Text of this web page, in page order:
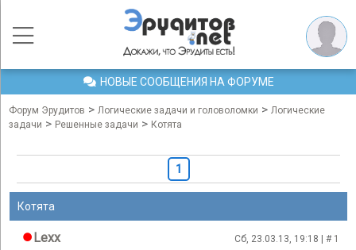
НОВЫЕ СООБЩЕНИЯ НА ФОРУМЕ
Форум Эрудитов > Логические задачи и головоломки > Логические
задачи > Решенные задачи > Котята
1
Котята
Lexx Сб, 23.03.13, 19:18 | # 1